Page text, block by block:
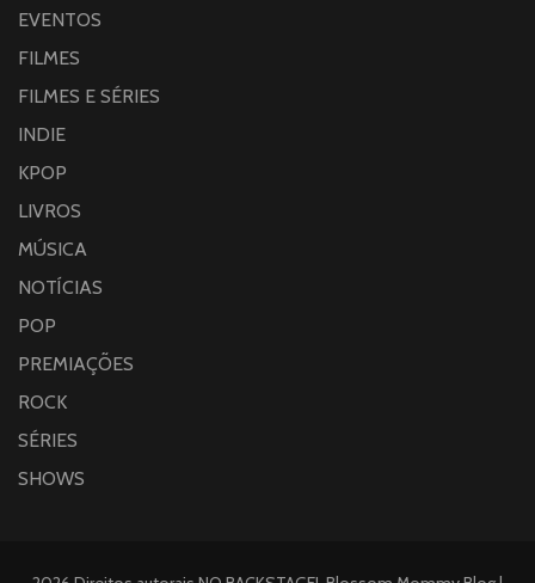
EVENTOS
FILMES
FILMES E SÉRIES
INDIE
KPOP
LIVROS
MÚSICA
NOTÍCIAS
POP
PREMIAÇÕES
ROCK
SÉRIES
SHOWS